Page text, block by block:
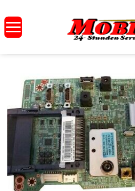
Inhalt
springen